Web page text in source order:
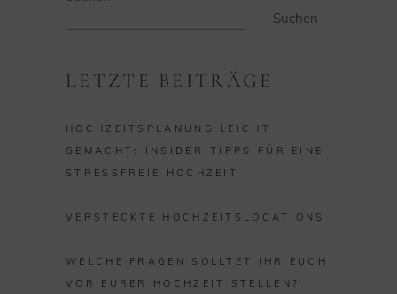
Suchen
LETZTE BEITRÄGE
HOCHZEITSPLANUNG LEICHT
GEMACHT: INSIDER-TIPPS FÜR EINE
STRESSFREIE HOCHZEIT
VERSTECKTE HOCHZEITSLOCATIONS
WELCHE FRAGEN SOLLTET IHR EUCH
VOR EURER HOCHZEIT STELLEN?